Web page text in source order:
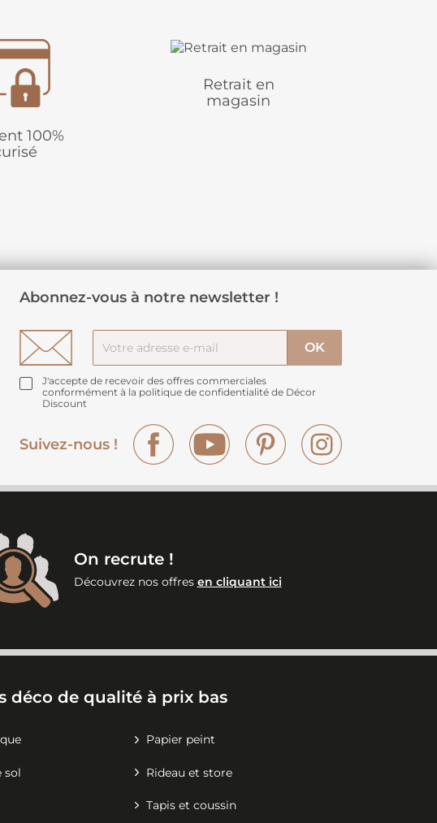
100%
Retrait en
magasin
Abonnez-vous à notre newsletter !
J'accepte de recevoir des offres commerciales
conformément à la politique de confidentialité de Décor
Discount
Suivez-nous !
Facebook YouTube Pinterest
On recrute !
Découvrez nos offres en cliquant ici
déco de qualité à prix bas
Papier peint
sol Rideau et store
Tapis et coussin